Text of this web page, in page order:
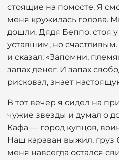
стоящие на помосте. Я
меня кружилась голова.
дошли. Дядя Беппо, стоя
уставшим, но
и сказал: «Запомни,
запах денег. И запах
рисковал, знает
В тот вечер я сидел на
чужие звезды и думал о
Кафа — город купцов,
Наш караван выжил, груз
меня навсегда остался